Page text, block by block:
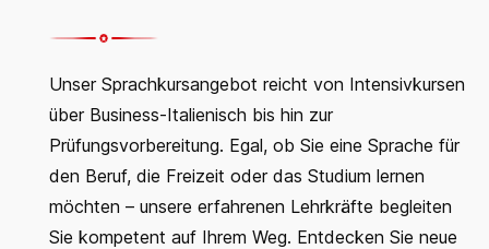
Unser Sprachkursangebot reicht von Intensivkursen
über Business-Italienisch bis hin zur
Prüfungsvorbereitung. Egal, ob Sie eine Sprache für
den Beruf, die Freizeit oder das Studium lernen
möchten – unsere erfahrenen Lehrkräfte begleiten
Sie kompetent auf Ihrem Weg. Entdecken Sie neue